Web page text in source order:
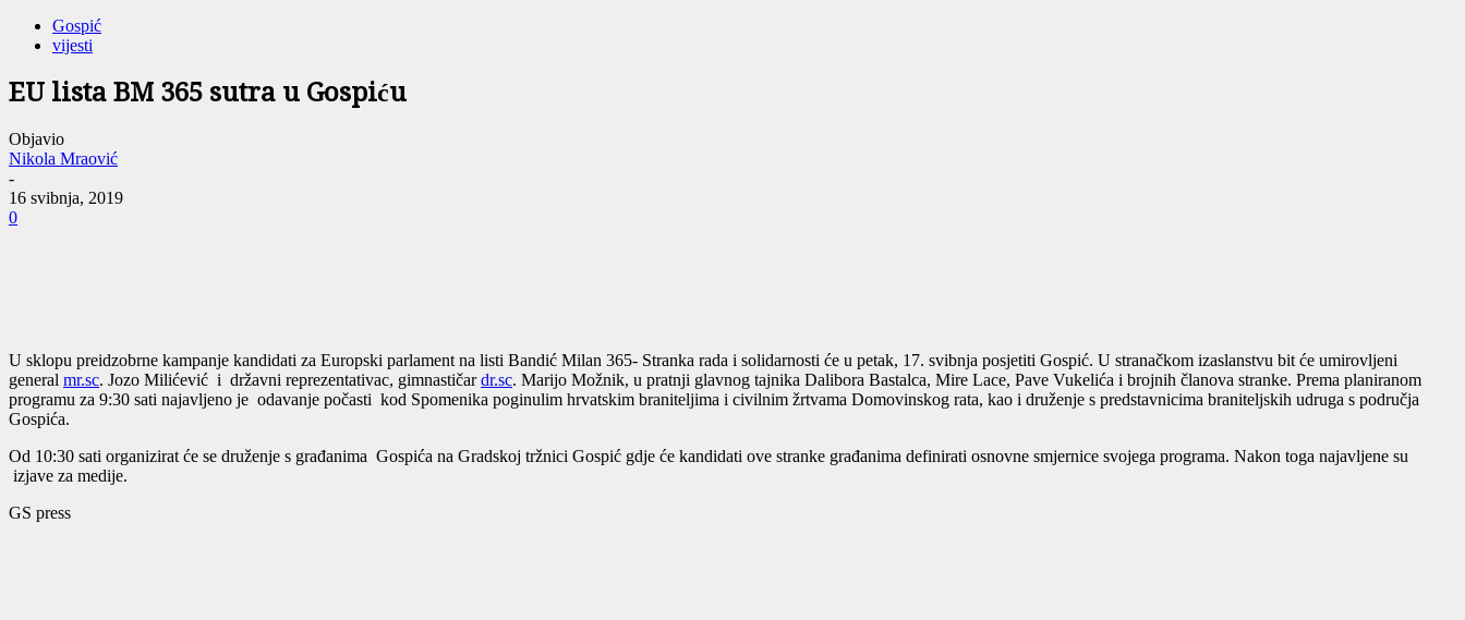
Gospić
vijesti
EU lista BM 365 sutra u Gospiću
Objavio
Nikola Mraović
-
16 svibnja, 2019
0
U sklopu preidzobrne kampanje kandidati za Europski parlament na listi Bandić Milan 365- Stranka rada i solidarnosti će u petak, 17. svibnja posjetiti Gospić. U stranačkom izaslanstvu bit će umirovljeni
general mr.sc. Jozo Milićević i državni reprezentativac, gimnastičardr.sc. Marijo Možnik, u pratnji glavnog tajnika Dalibora Bastalca, Mire Lace, Pave Vukelića i brojnih članova stranke. Prema planiranom
programu za 9:30 sati najavljeno je odavanje počasti kod Spomenika poginulim hrvatskim braniteljima i civilnim žrtvama Domovinskog rata, kao i druženje s predstavnicima braniteljskih udruga s područja
Gospića.
Od 10:30 sati organizirat će se druženje s građanima Gospića na Gradskoj tržnici Gospić gdje će kandidati ove stranke građanima definirati osnovne smjernice svojega programa. Nakon toga najavljene su
izjave za medije.
GS press